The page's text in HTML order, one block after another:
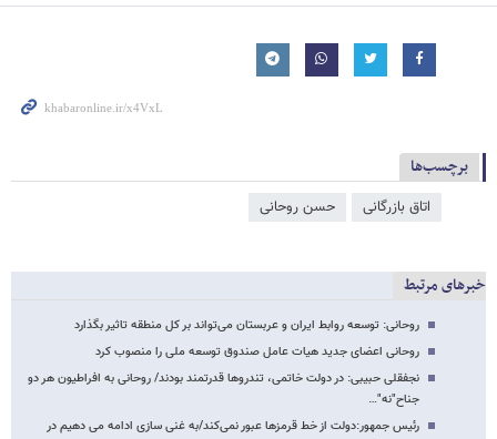
برچسب‌ها
اتاق بازرگانی حسن روحانی
خبرهای مرتبط
روحانی: توسعه روابط ایران و عربستان می‌تواند بر کل منطقه تاثیر بگذارد
روحانی اعضای جدید هیات عامل صندوق توسعه ملی را منصوب کرد
نجفقلی حبیبی: در دولت خاتمی، تندروها قدرتمند بودند/ روحانی به افراطیون هر دو
جناح"نه"…
رئیس جمهور:دولت از خط قرمزها عبور نمی‌کند/به غنی سازی ادامه می دهیم در